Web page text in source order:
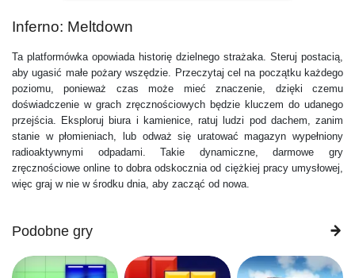
Inferno: Meltdown
Ta platformówka opowiada historię dzielnego strażaka. Steruj postacią,
aby ugasić małe pożary wszędzie. Przeczytaj cel na początku każdego
poziomu, ponieważ czas może mieć znaczenie, dzięki czemu
doświadczenie w grach zręcznościowych będzie kluczem do udanego
przejścia. Eksploruj biura i kamienice, ratuj ludzi pod dachem, zanim
stanie w płomieniach, lub odważ się uratować magazyn wypełniony
radioaktywnymi odpadami. Takie dynamiczne, darmowe gry
zręcznościowe online to dobra odskocznia od ciężkiej pracy umysłowej,
więc graj w nie w środku dnia, aby zacząć od nowa.
Podobne gry